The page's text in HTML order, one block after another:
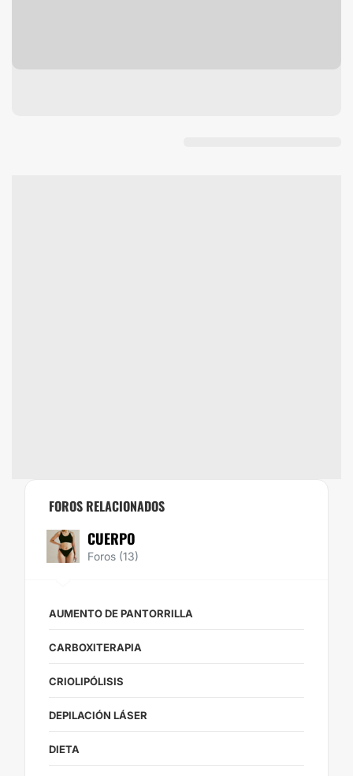
FOROS RELACIONADOS
CUERPO
Foros (13)
AUMENTO DE PANTORRILLA
CARBOXITERAPIA
CRIOLIPÓLISIS
DEPILACIÓN LÁSER
DIETA